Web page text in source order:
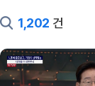
인사혁신처
대검찰청
새만금개발청
1,202 건